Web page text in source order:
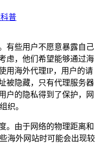
普
有些用户不愿意暴露自己
虑，他们希望能够通过海
用海外代理IP，用户的请
被隐藏，只有代理服务器
户的隐私得到了保护，网
织。
。由于网络的物理距离和
海外网站时可能会出现较